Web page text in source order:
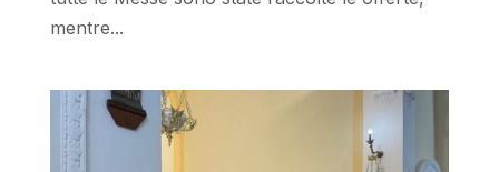
mentre...